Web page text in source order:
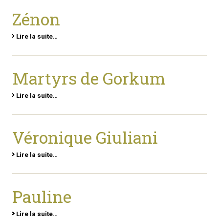
Zénon
Lire la suite…
Martyrs de Gorkum
Lire la suite…
Véronique Giuliani
Lire la suite…
Pauline
Lire la suite…